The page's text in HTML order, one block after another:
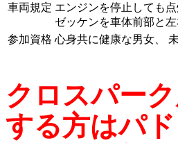
車両規定 エンジンを停止しても
ゼッケンを車体前部と
参加資格 心身共に健康な男女、
クロスパー
する方はパ